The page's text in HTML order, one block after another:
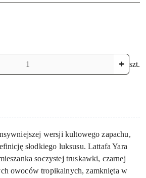
szt.
wersji kultowego zapachu,
słodkiego luksusu. Lattafa Yara
soczystej truskawki, czarnej
owoców tropikalnych, zamknięta w